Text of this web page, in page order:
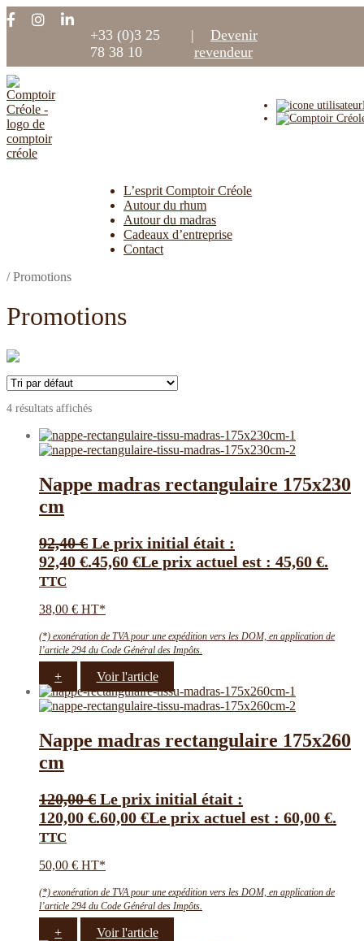
+33 (0)3 25
78 38 10
|
Devenir
revendeur
L’esprit Comptoir Créole
Autour du rhum
Autour du madras
Cadeaux d’entreprise
Contact
/Promotions
Promotions
4 résultats affichés
Nappe madras rectangulaire 175х230
cm
92,40€ Le prix initial était :
92,40 €.45,60 €Le prix actuel est : 45,60 €.
TTC
38,00 € HT*
(*) exonération de TVA pour une expédition vers les DOM, en application de
l’article 294 du Code Général des Impôts.
+ Voir l'article
Nappe madras rectangulaire 175х260
cm
120,00€ Le prix initial était :
120,00 €.60,00 €Le prix actuel est : 60,00 €.
TTC
50,00 € HT*
(*) exonération de TVA pour une expédition vers les DOM, en application de
l’article 294 du Code Général des Impôts.
+ Voir l'article